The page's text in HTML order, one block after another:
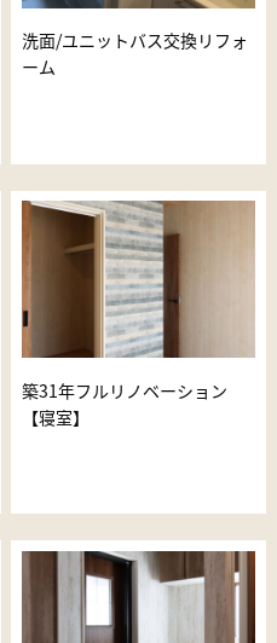
洗面/ユニットバス交換リフォ
ーム
築31年フルリノベーション
【寝室】